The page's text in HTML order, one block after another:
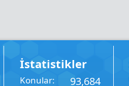
İstatistikler
Konular 93,684